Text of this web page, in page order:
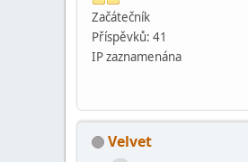
Začátečník
Příspěvků: 41
IP zaznamenána
Velvet